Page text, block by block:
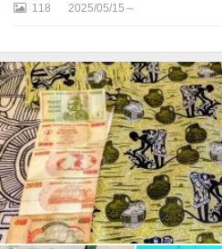
118 2025/05/15～